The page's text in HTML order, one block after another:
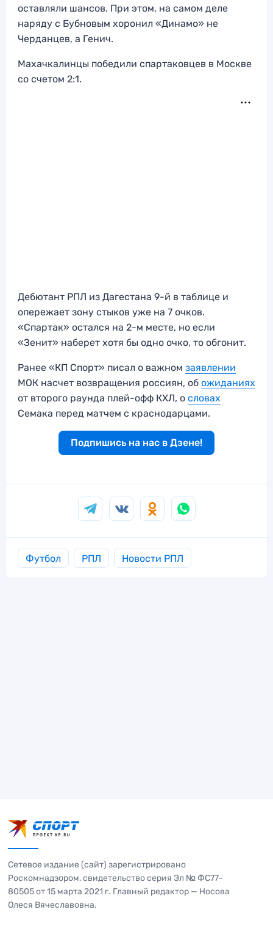
оставляли шансов. При этом, на самом деле
наряду с Бубновым хоронил «Динамо» не
Черданцев, а Генич.
Махачкалинцы победили спартаковцев в Москве
со счетом 2:1.
Дебютант РПЛ из Дагестана 9-й в таблице и
опережает зону стыков уже на 7 очков.
«Спартак» остался на 2-м месте, но если
«Зенит» наберет хотя бы одно очко, то обгонит.
Ранее «КП Спорт» писал о важном заявлении
МОК насчет возвращения россиян, об ожиданиях
от второго раунда плей-офф КХЛ, о словах
Семака перед матчем с краснодарцами.
Подпишись на нас в Дзене!
Футбол РПЛ Новости РПЛ
Сетевое издание (сайт) зарегистрировано
Роскомнадзором, свидетельство серия Эл № ФС77-
80505 от 15 марта 2021 г. Главный редактор — Носова
Олеся Вячеславовна.